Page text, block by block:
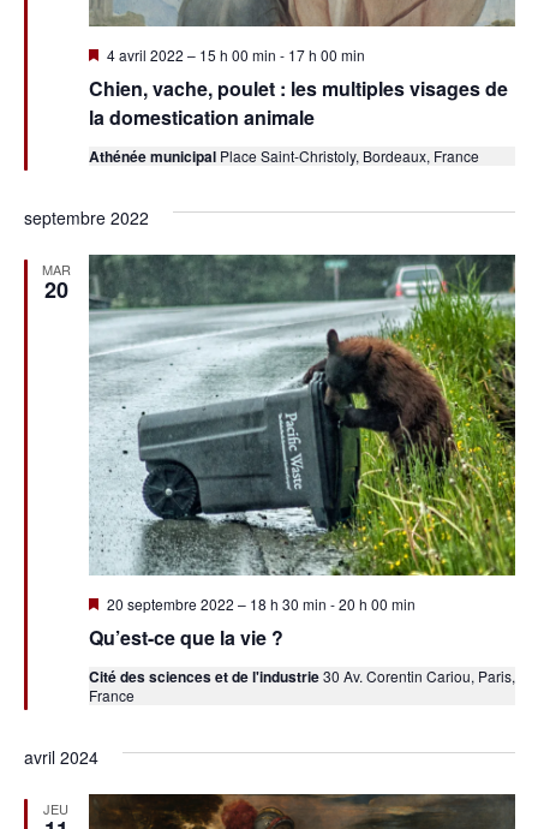
Chien, vache, poulet : les multiples visages de
la domestication animale
Mis
avant
4 avril 2022 – 15 h 00 min - 17 h 00 min
Athénée municipal Place Saint-Christoly, Bordeaux, France
septembre 2022
MAR
20
Qu’est-ce que la vie ?
Mis
avant
20 septembre 2022 – 18 h 30 min -20 h 00 min
Cité des sciences et de l'industrie30 Av. Corentin Cariou, Paris,
France
avril 2024
JEU